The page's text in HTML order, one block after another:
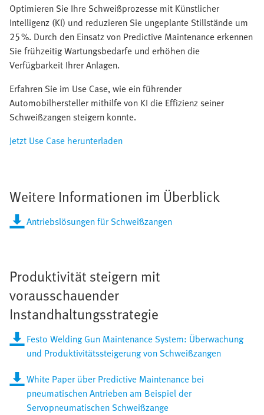
Optimieren Sie Ihre Schweißprozesse mit Künstlicher
Intelligenz (KI) und reduzieren Sie ungeplante Stillstände um
25 %. Durch den Einsatz von Predictive Maintenance erkennen
Sie frühzeitig Wartungsbedarfe und erhöhen die
Verfügbarkeit Ihrer Anlagen.
Erfahren Sie im Use Case, wie ein führender
Automobilhersteller mithilfe von KI die Effizienz seiner
Schweißzangen steigern konnte.
Jetzt Use Case herunterladen
Weitere Informationen im Überblick
Antriebslösungen für Schweißzangen
Produktivität steigern mit
vorausschauender
Instandhaltungsstrategie
Festo Welding Gun Maintenance System: Überwachung
und Produktivitätssteigerung von Schweißzangen
White Paper über Predictive Maintenance bei
pneumatischen Antrieben am Beispiel der
Servopneumatischen Schweißzange